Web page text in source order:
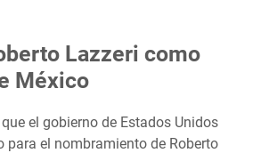
Lazzeri como
México
el gobierno de Estados Unidos
para el nombramiento de Roberto